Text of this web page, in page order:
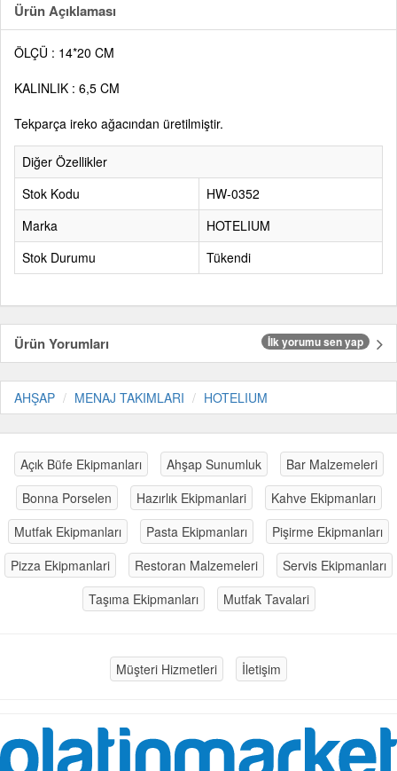
Ürün Açıklaması
ÖLÇÜ : 14*20 CM
KALINLIK : 6,5 CM
Tekparça ireko ağacından üretilmiştir.
Diğer Özellikler
Stok Kodu
HW-0352
Marka
HOTELIUM
Stok Durumu
Tükendi
Ürün Yorumları İlk yorumu sen yap
AHŞAP MENAJ TAKIMLARI HOTELIUM
Açık Büfe Ekipmanları Ahşap Sunumluk
Bar Malzemeleri
Bonna Porselen
Hazırlık Ekipmanlari
Kahve Ekipmanları
Mutfak Ekipmanları
Pasta Ekipmanları
Pişirme Ekipmanları
Pizza Ekipmanlari
Restoran Malzemeleri
Servis Ekipmanları
Taşıma Ekipmanları
Mutfak Tavalari
Müşteri Hizmetleri İletişim